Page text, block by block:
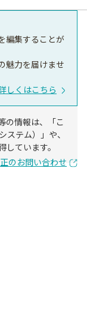
編集することが
魅力を届けませ
しくはこちら
の情報は、「こ
ステム）」や、
ています。
のお問い合わせ